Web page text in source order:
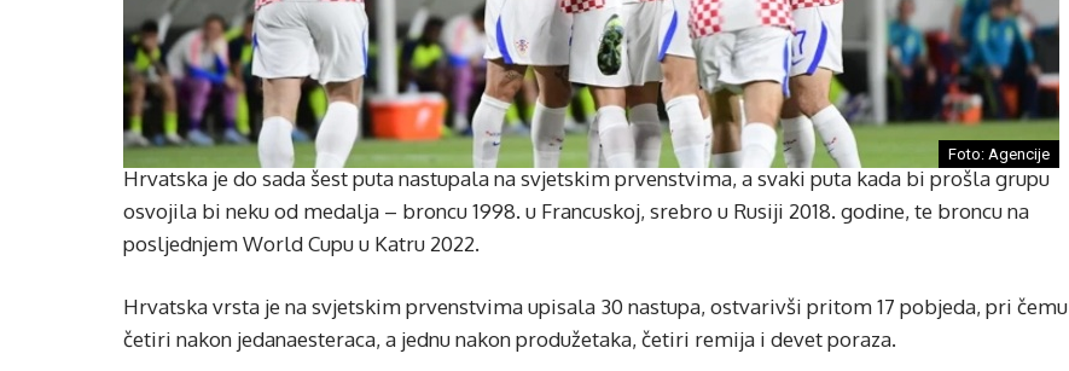
Foto: Agencije
Hrvatska je do sada šest puta nastupala na svjetskim prvenstvima, a svaki puta kada bi prošla grupu
osvojila bi neku od medalja – broncu 1998. u Francuskoj, srebro u Rusiji 2018. godine, te broncu na
posljednjem World Cupu u Katru 2022.
Hrvatska vrsta je na svjetskim prvenstvima upisala 30 nastupa, ostvarivši pritom 17 pobjeda, pri čemu
četiri nakon jedanaesteraca, a jednu nakon produžetaka, četiri remija i devet poraza.